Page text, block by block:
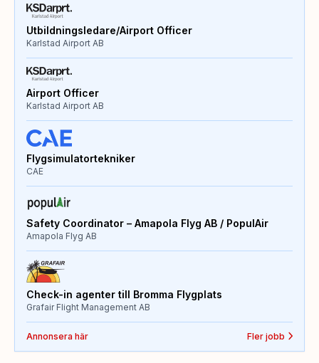
Utbildningsledare/Airport Officer
Karlstad Airport AB
Airport Officer
Karlstad Airport AB
Flygsimulatortekniker
CAE
Safety Coordinator – Amapola Flyg AB / PopulAir
Amapola Flyg AB
Check-in agenter till Bromma Flygplats
Grafair Flight Management AB
Annonsera här Fler jobb